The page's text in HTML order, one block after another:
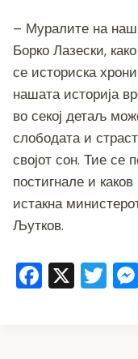
– Муралите на
Борко Лазески,
се историска
нашата историја
во секој детаљ
слободата и
својот сон. Тие се
постигнале и
истакна
Љутков.
F X T